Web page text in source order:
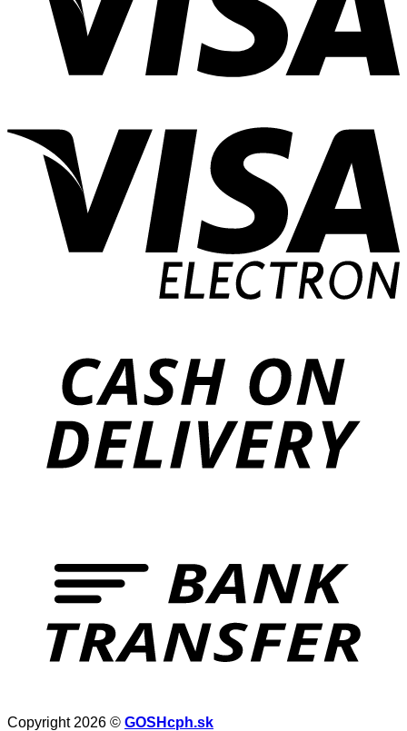
Copyright 2026 © GOSHcph.sk